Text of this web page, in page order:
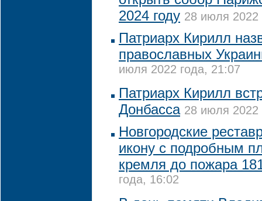
2024 году 28 июля 2022
Патриарх Кирилл
православных
июля 2022 года, 21:07
Патриарх Кирилл
Донбасса 28 июля 2022
Новгородские
икону с подробным
кремля до пожара
года, 16:02